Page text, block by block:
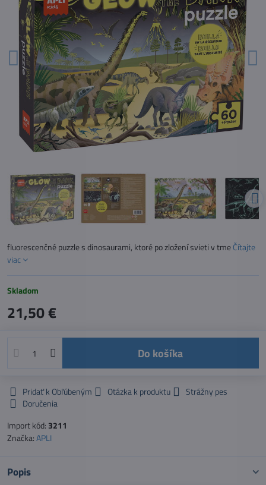
fluorescenčné puzzle s dinosaurami, ktoré po zložení svieti v tmeČítajte
viac
Skladom
21,50 €
Do košíka
Pridať k Obľúbeným Otázka k produktu
Strážny pes
Doručenia
Import kód: 3211
Značka:APLI
Popis